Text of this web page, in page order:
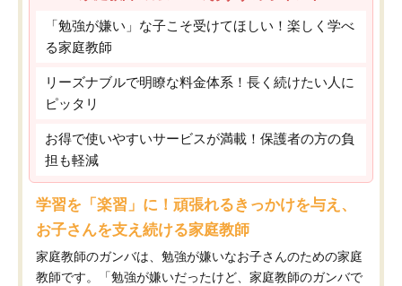
「勉強が嫌い」な子こそ受けてほしい！楽しく学べ
る家庭教師
リーズナブルで明瞭な料金体系！長く続けたい人に
ピッタリ
お得で使いやすいサービスが満載！保護者の方の負
担も軽減
学習を「楽習」に！頑張れるきっかけを与え、
お子さんを支え続ける家庭教師
家庭教師のガンバは、勉強が嫌いなお子さんのための家庭
教師です。「勉強が嫌いだったけど、家庭教師のガンバで